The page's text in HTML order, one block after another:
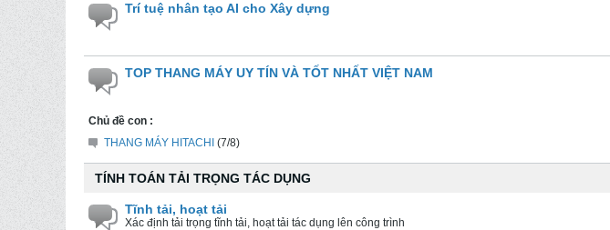
Trí tuệ nhân tạo AI cho Xây dựng
TOP THANG MÁY UY TÍN VÀ TỐT NHẤT VIỆT NAM
Chủ đề con :
THANG MÁY HITACHI (7/8)
TÍNH TOÁN TẢI TRỌNG TÁC DỤNG
Tĩnh tải, hoạt tải
Xác định tải trọng tĩnh tải, hoạt tải tác dụng lên công trình